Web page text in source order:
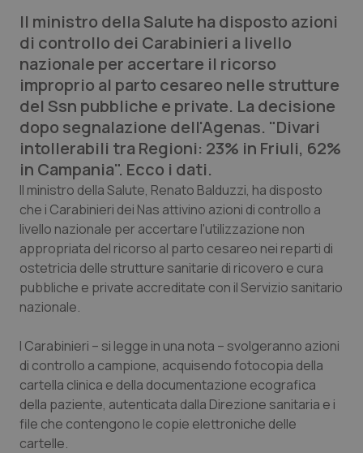
Lettere al direttore
Edizioni Regionali
QS Pro
Professionisti Sanitari.AI
Abruzzo
Basilicata
Calabria
Campania
Emilia-Romagna
Friuli Venezia Giulia
Lazio
QS Pro Gold
Artrite & artrosi
Asma & BPCO
Car-T
Colesterolo & coronaropatie
Dermatite Atopica
Diabete & glucometri
QS Club Newsletter
Il ministro della Salute ha disposto azioni
di controllo dei Carabinieri a livello
nazionale per accertare il ricorso
improprio al parto cesareo nelle strutture
del Ssn pubbliche e private. La decisione
dopo segnalazione dell'Agenas. "Divari
intollerabili tra Regioni: 23% in Friuli, 62%
in Campania". Ecco i dati.
Il ministro della Salute, Renato Balduzzi, ha disposto
che i Carabinieri dei Nas attivino azioni di controllo a
livello nazionale per accertare l'utilizzazione non
appropriata del ricorso al parto cesareo nei reparti di
ostetricia delle strutture sanitarie di ricovero e cura
pubbliche e private accreditate con il Servizio sanitario
nazionale.
I Carabinieri – si legge in una nota – svolgeranno azioni
di controllo a campione, acquisendo fotocopia della
cartella clinica e della documentazione ecografica
della paziente, autenticata dalla Direzione sanitaria e i
file che contengono le copie elettroniche delle
cartelle.